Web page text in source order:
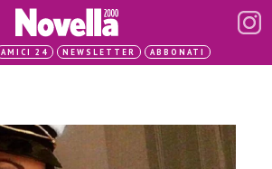
AMICI 24 NEWSLETTER ABBONATI